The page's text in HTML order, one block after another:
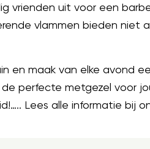
vrienden uit voor een
vlammen bieden niet
en maak van elke avond
perfecte metgezel voor
Lees alle informatie bij